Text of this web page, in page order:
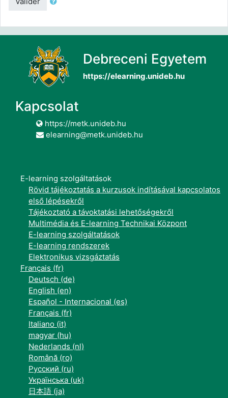
Debreceni Egyetem
https://elearning.unideb.hu
Kapcsolat
https://metk.unideb.hu
elearning@metk.unideb.hu
E-learning szolgáltatások
Rövid tájékoztatás a kurzusok indításával kapcsolatos
első lépésekről
Tájékoztató a távoktatási lehetőségekről
Multimédia és E-learning Technikai Központ
E-learning szolgáltatások
E-learning rendszerek
Elektronikus vizsgáztatás
Français ‎(fr)‎
Deutsch ‎(de)‎
English ‎(en)‎
Español - Internacional ‎(es)‎
Français ‎(fr)‎
Italiano ‎(it)‎
magyar ‎(hu)‎
Nederlands ‎(nl)‎
Română ‎(ro)‎
Русский ‎(ru)‎
Українська ‎(uk)‎
日本語 ‎(ja)‎